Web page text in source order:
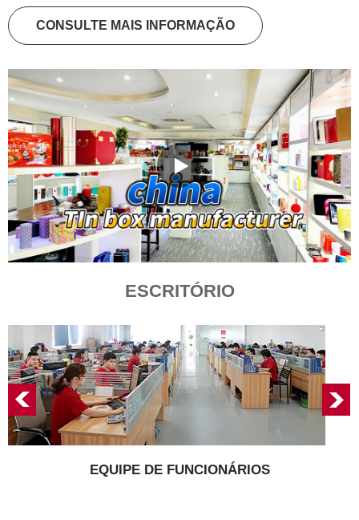
CONSULTE MAIS INFORMAÇÃO
ESCRITÓRIO
EQUIPE DE FUNCIONÁRIOS